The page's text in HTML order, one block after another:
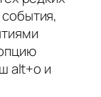
alt+o и